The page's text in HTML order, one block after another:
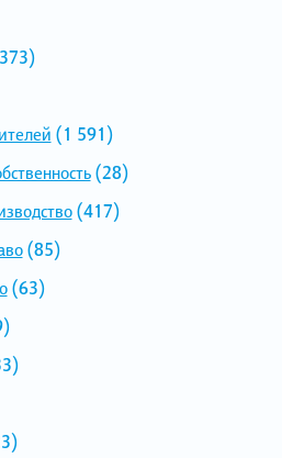
(1 591)
(28)
(417)
(85)
(63)